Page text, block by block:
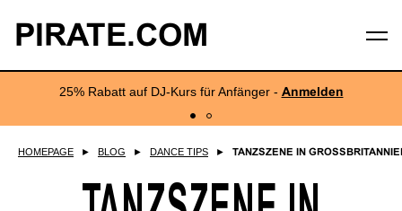
PIRATE.COM
25% Rabatt auf DJ-Kurs für Anfänger - Anmelden
HOMEPAGE ► BLOG ► DANCE TIPS ► TANZSZENE IN